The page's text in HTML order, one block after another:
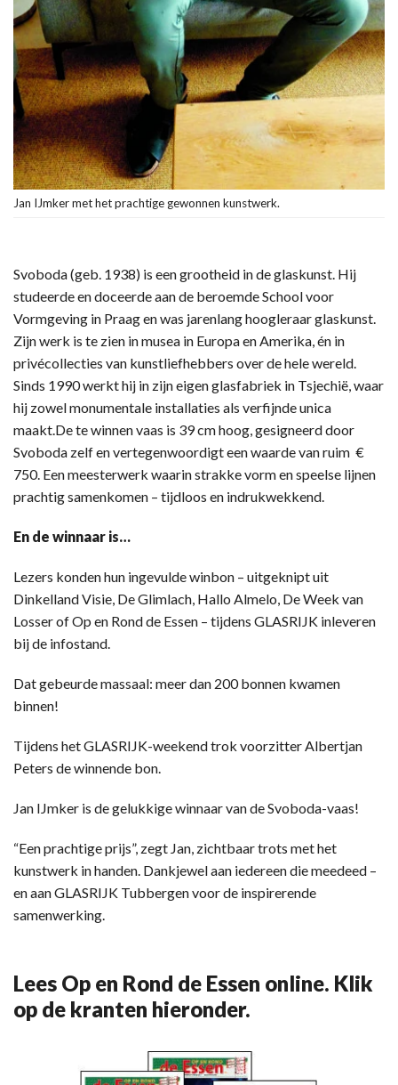
Jan IJmker met het prachtige gewonnen kunstwerk.
Svoboda (geb. 1938) is een grootheid in de glaskunst. Hij
studeerde en doceerde aan de beroemde School voor
Vormgeving in Praag en was jarenlang hoogleraar glaskunst.
Zijn werk is te zien in musea in Europa en Amerika, én in
privécollecties van kunstliefhebbers over de hele wereld.
Sinds 1990 werkt hij in zijn eigen glasfabriek in Tsjechië, waar
hij zowel monumentale installaties als verfijnde unica
maakt.De te winnen vaas is 39 cm hoog, gesigneerd door
Svoboda zelf en vertegenwoordigt een waarde van ruim €
750. Een meesterwerk waarin strakke vorm en speelse lijnen
prachtig samenkomen – tijdloos en indrukwekkend.
En de winnaar is…
Lezers konden hun ingevulde winbon – uitgeknipt uit
Dinkelland Visie, De Glimlach, Hallo Almelo, De Week van
Losser of Op en Rond de Essen – tijdens GLASRIJK inleveren
bij de infostand.
Dat gebeurde massaal: meer dan 200 bonnen kwamen
binnen!
Tijdens het GLASRIJK-weekend trok voorzitter Albertjan
Peters de winnende bon.
Jan IJmker is de gelukkige winnaar van de Svoboda-vaas!
“Een prachtige prijs”, zegt Jan, zichtbaar trots met het
kunstwerk in handen. Dankjewel aan iedereen die meedeed –
en aan GLASRIJK Tubbergen voor de inspirerende
samenwerking.
Lees Op en Rond de Essen online. Klik
op de kranten hieronder.